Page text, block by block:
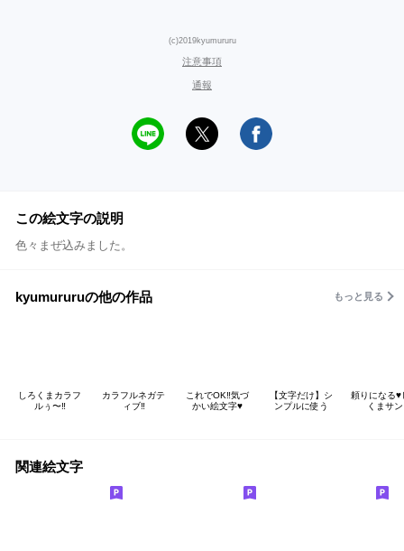
(c)2019kyumururu
注意事項
通報
この絵文字の説明
色々まぜ込みました。
kyumururuの他の作品 もっと見る
しろくまカラフ
ルぅ〜‼️
カラフルネガテ
ィブ‼️
これでOK‼️気づ
かい絵文字♥️
【文字だけ】シ
ンプルに使う
頼りになる♥️
くまサン
関連絵文字